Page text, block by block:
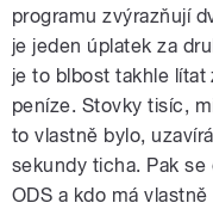
programu zvýrazňují
je jeden úplatek za
je to blbost takhle lítat
peníze. Stovky tisíc,
to vlastně bylo,
sekundy ticha. Pak
ODS a kdo má